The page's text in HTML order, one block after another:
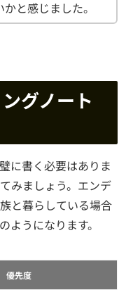
と感じました。
グノート
に書く必要はありま
みましょう。エンデ
と暮らしている場合
ようになります。
優先度